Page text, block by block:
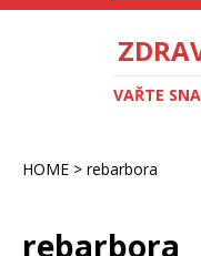
VAŘTE
HOME > rebarbora
rebarbora